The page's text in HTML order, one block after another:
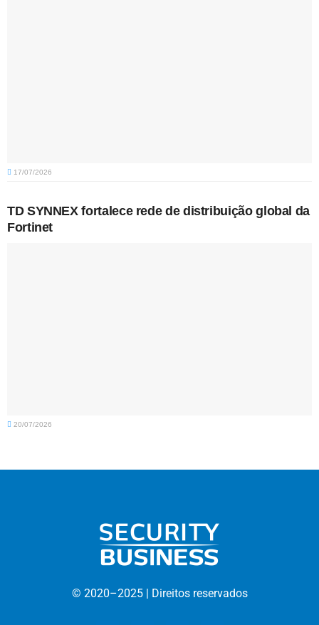
17/07/2026
TD SYNNEX fortalece rede de distribuição global da
Fortinet
20/07/2026
© 2020–2025 | Direitos reservados